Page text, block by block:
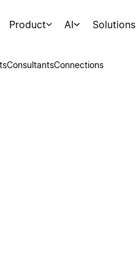
Product AI Solutions
ConsultantsConnections